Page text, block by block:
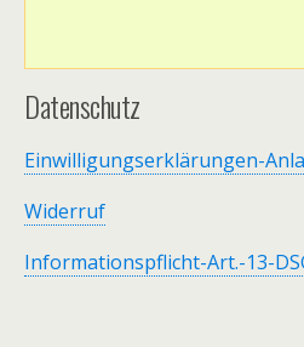
Datenschutz
Einwilligungserklärungen-
Widerruf
Informationspflicht-Art.-13-